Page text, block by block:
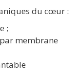
du cœur :
;
membrane